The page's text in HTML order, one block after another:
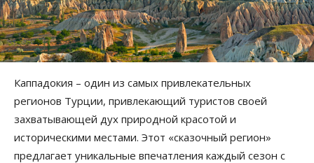
Каппадокия – один из самых привлекательных
регионов Турции, привлекающий туристов своей
захватывающей дух природной красотой и
историческими местами. Этот «сказочный регион»
предлагает уникальные впечатления каждый сезон с